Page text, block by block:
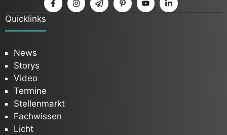
Quicklinks
News
Storys
Video
Termine
Stellenmarkt
Fachwissen
Licht